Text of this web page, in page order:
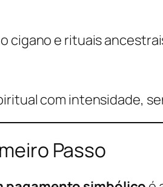
cigano e rituais
com intensidade,
Passo